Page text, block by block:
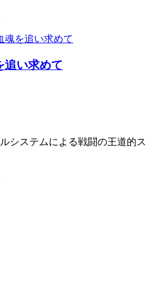
追い求めて
システムによる戦闘の王道的ス